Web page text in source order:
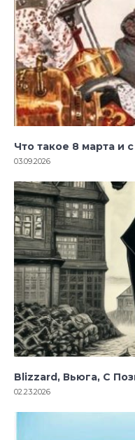
Что такое 8 марта и
03.09.2026
Blizzard, Вьюга, С
02.23.2026